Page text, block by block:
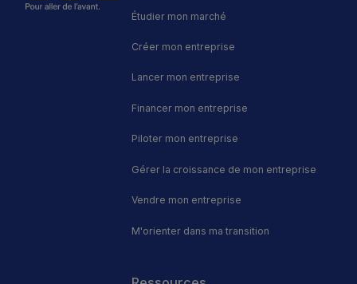
Étudier mon marché
Créer mon entreprise
Lancer mon entreprise
Financer mon entreprise
Piloter mon entreprise
Gérer la croissance de mon entreprise
Vendre mon entreprise
M'orienter dans ma transition